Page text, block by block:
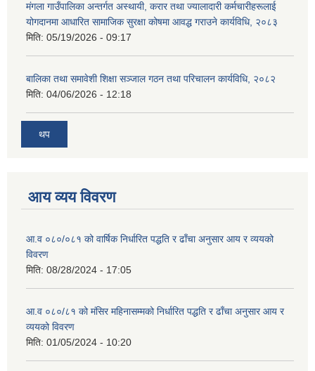
मंगला गाउँपालिका अन्तर्गत अस्थायी, करार तथा ज्यालादारी कर्मचारीहरूलाई
योगदानमा आधारित सामाजिक सुरक्षा कोषमा आवद्ध गराउने कार्यविधि, २०८३
मिति: 05/19/2026 - 09:17
बालिका तथा समावेशी शिक्षा सञ्जाल गठन तथा परिचालन कार्यविधि, २०८२
मिति: 04/06/2026 - 12:18
थप
आय व्यय विवरण
आ.व ०८०/०८१ को वार्षिक निर्धारित पद्धति र ढाँचा अनुसार आय र व्ययको
विवरण
मिति: 08/28/2024 - 17:05
आ.व ०८०/८१ को मंसिर महिनासम्मको निर्धारित पद्धति र ढाँचा अनुसार आय र
व्ययको विवरण
मिति: 01/05/2024 - 10:20